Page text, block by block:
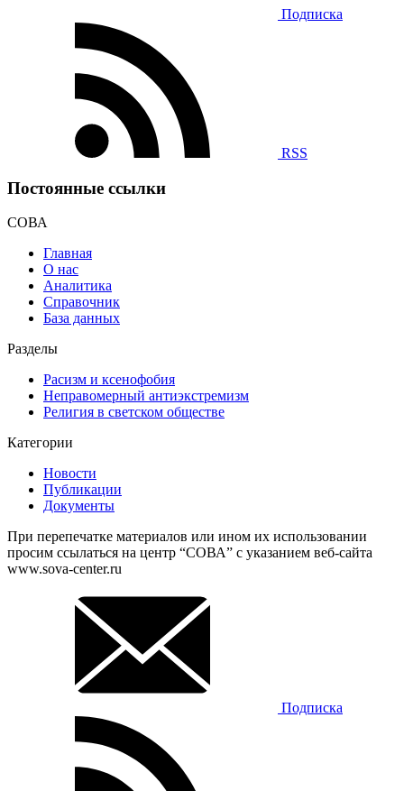
Подписка
RSS
Постоянные ссылки
СОВА
Главная
О нас
Аналитика
Справочник
База данных
Разделы
Расизм и ксенофобия
Неправомерный антиэкстремизм
Религия в светском обществе
Категории
Новости
Публикации
Документы
При перепечатке материалов или ином их использовании
просим ссылаться на центр “СОВА” с указанием веб-сайта
www.sova-center.ru
Подписка